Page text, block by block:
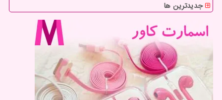
جدیدترین ها